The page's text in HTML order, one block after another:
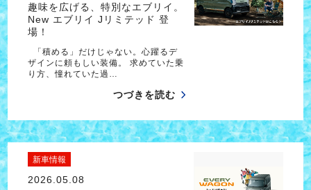
趣味を広げる、特別なエブリイ。
New エブリイ Jリミテッド 登
場！
「積める」だけじゃない。心躍るデ
ザインに頼もしい装備。 求めていた乗
り方、憧れていた過…
つづきを読む
新車情報
2026.05.08